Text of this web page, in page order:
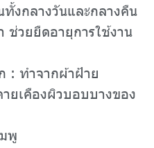
งกลางวันและกลางคืน
วยยืดอายุการใช้งาน
: ทำจากผ้าฝ้าย
ยเคืองผิวบอบบางของ
พู